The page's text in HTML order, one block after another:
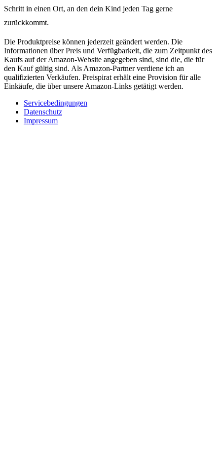
Schritt in einen Ort, an den dein Kind jeden Tag gerne
zurückkommt.
Die Produktpreise können jederzeit geändert werden. Die
Informationen über Preis und Verfügbarkeit, die zum Zeitpunkt des
Kaufs auf der Amazon-Website angegeben sind, sind die, die für
den Kauf gültig sind. Als Amazon-Partner verdiene ich an
qualifizierten Verkäufen. Preispirat erhält eine Provision für alle
Einkäufe, die über unsere Amazon-Links getätigt werden.
Servicebedingungen
Datenschutz
Impressum